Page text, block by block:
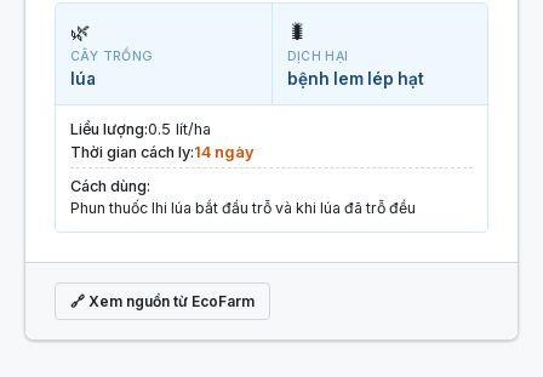
🌿
CÂY TRỒNG
lúa
🐛
DỊCH HẠI
bệnh lem lép hạt
Liều lượng:0.5 lít/ha
Thời gian cách ly:14 ngày
Cách dùng:
Phun thuốc lhi lúa bắt đầu trỗ và khi lúa đã trỗ đều
🔗 Xem nguồn từ EcoFarm